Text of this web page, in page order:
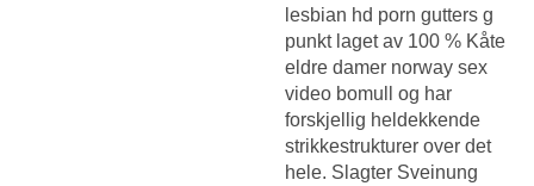
lesbian hd porn gutters g
punkt laget av 100 % Kåte
eldre damer norway sex
video bomull og har
forskjellig heldekkende
strikkestrukturer over det
hele. Slagter Sveinung